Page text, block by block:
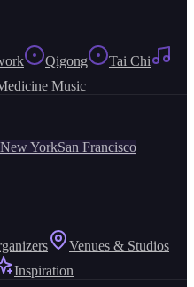
Qigong
Tai Chi
Music
New YorkSan Francisco
Venues & Studios
Inspiration